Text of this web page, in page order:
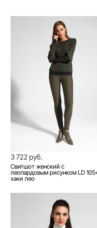
3 722 руб.
Свитшот женский c
леопардовым рисунком LD
хаки лео